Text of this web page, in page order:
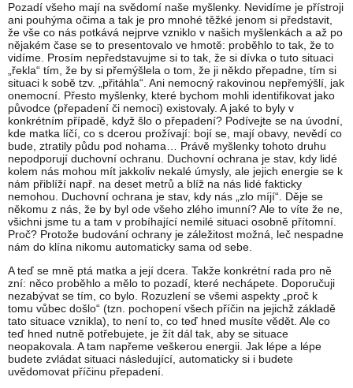
Pozadí všeho mají na svědomí naše myšlenky. Nevidíme je přístroji
ani pouhýma očima a tak je pro mnohé těžké jenom si představit,
že vše co nás potkává nejprve vzniklo v našich myšlenkách a až po
nějakém čase se to presentovalo ve hmotě: proběhlo to tak, že to
vidíme. Prosím nepředstavujme si to tak, že si dívka o tuto situaci
„řekla“ tím, že by si přemýšlela o tom, že ji někdo přepadne, tím si
situaci k sobě tzv. „přitáhla“. Ani nemocný rakovinou nepřemýšlí, jak
onemocní. Přesto myšlenky, které bychom mohli identifikovat jako
původce (přepadení či nemoci) existovaly. A jaké to byly v
konkrétním případě, když šlo o přepadení? Podívejte se na úvodní,
kde matka líčí, co s dcerou prožívají: bojí se, mají obavy, nevědí co
bude, ztratily půdu pod nohama… Právě myšlenky tohoto druhu
nepodporují duchovní ochranu. Duchovní ochrana je stav, kdy lidé
kolem nás mohou mít jakkoliv nekalé úmysly, ale jejich energie se k
nám přiblíží např. na deset metrů a blíž na nás lidé fakticky
nemohou. Duchovní ochrana je stav, kdy nás „zlo míjí“. Děje se
někomu z nás, že by byl ode všeho zlého imunní? Ale to víte že ne,
všichni jsme tu a tam v probíhající nemilé situaci osobně přítomní.
Proč? Protože budování ochrany je záležitost možná, leč nespadne
nám do klína nikomu automaticky sama od sebe.
A teď se mně ptá matka a její dcera. Takže konkrétní rada pro ně
zní: něco proběhlo a mělo to pozadí, které nechápete. Doporučuji
nezabývat se tím, co bylo. Rozuzlení se všemi aspekty „proč k
tomu vůbec došlo“ (tzn. pochopení všech příčin na jejichž základě
tato situace vznikla), to není to, co teď hned musíte vědět. Ale co
teď hned nutně potřebujete, je žít dál tak, aby se situace
neopakovala. A tam napřeme veškerou energii. Jak lépe a lépe
budete zvládat situaci následující, automaticky si i budete
uvědomovat příčinu přepadení.